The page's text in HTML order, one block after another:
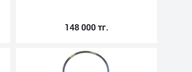
148 000 тг.